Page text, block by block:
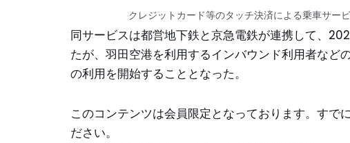
クレジットカード等のタッチ決済による乗車サー
同サービスは都営地下鉄と京急電鉄が連携して、
たが、羽田空港を利用するインバウンド利用者な
の利用を開始することとなった。
このコンテンツは会員限定となっております。すで
ださい。